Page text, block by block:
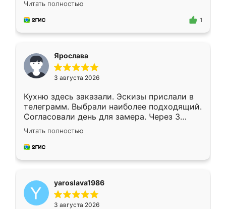
для замера сотрудник Владислав
предложил по моему эскизу самый
Читать полностью
1
Ярослава
3 августа 2026
Кухню здесь заказали. Эскизы прислали в
телеграмм. Выбрали наиболее подходящий.
Согласовали день для замера. Через 3
недели кухня была уже готова. Остались
довольны работой. Спасибо Ренессанс
мебель за качественную работу!
Читать полностью
yaroslava1986
3 августа 2026